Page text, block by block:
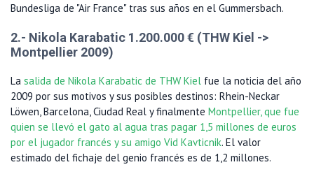
Bundesliga de "Air France" tras sus años en el Gummersbach.
2.- Nikola Karabatic 1.200.000 € (THW Kiel ->
Montpellier 2009)
La salida de Nikola Karabatic de THW Kiel fue la noticia del año
2009 por sus motivos y sus posibles destinos: Rhein-Neckar
Löwen, Barcelona, Ciudad Real y finalmente Montpellier, que fue
quien se llevó el gato al agua tras pagar 1,5 millones de euros
por el jugador francés y su amigo Vid Kavticnik. El valor
estimado del fichaje del genio francés es de 1,2 millones.